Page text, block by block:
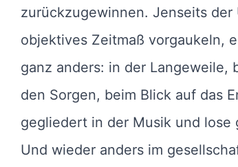
zurückzugewinnen. Jenseits der
objektives Zeitmaß vorgaukeln,
ganz anders: in der Langeweile,
den Sorgen, beim Blick auf das
gegliedert in der Musik und lose
Und wieder anders im